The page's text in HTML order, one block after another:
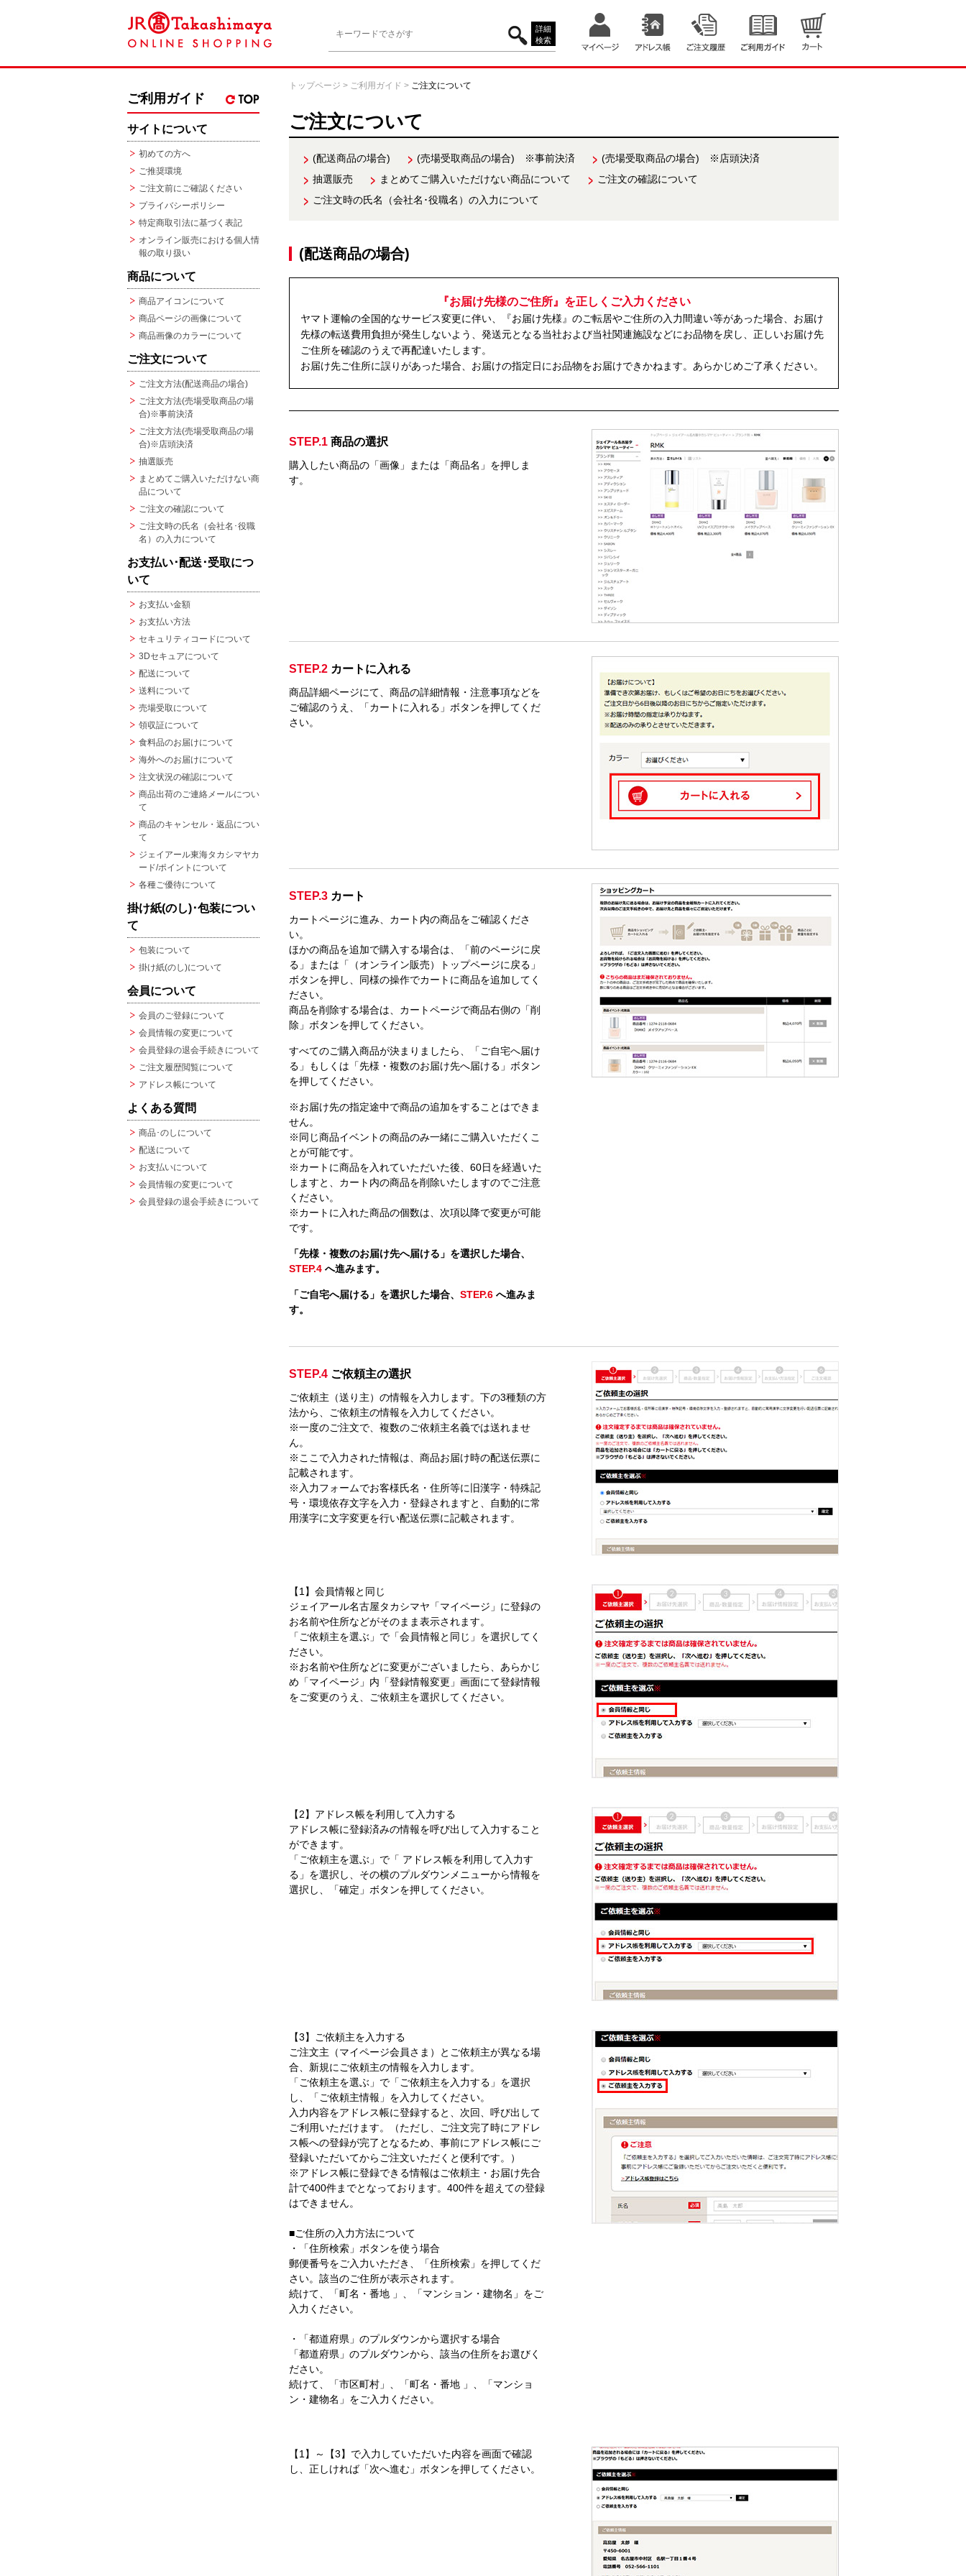
詳細
検索
ご利用ガイド
サイトについて
初めての方へ
ご推奨環境
ご注文前にご確認ください
プライバシーポリシー
特定商取引法に基づく表記
オンライン販売における個人情
報の取り扱い
商品について
商品アイコンについて
商品ページの画像について
商品画像のカラーについて
ご注文について
ご注文方法(配送商品の場合)
ご注文方法(売場受取商品の場
合)※事前決済
ご注文方法(売場受取商品の場
合)※店頭決済
抽選販売
まとめてご購入いただけない商
品について
ご注文の確認について
ご注文時の氏名（会社名･役職
名）の入力について
お支払い･配送･受取につ
いて
お支払い金額
お支払い方法
セキュリティコードについて
3Dセキュアについて
配送について
送料について
売場受取について
領収証について
食料品のお届けについて
海外へのお届けについて
注文状況の確認について
商品出荷のご連絡メールについ
て
商品のキャンセル・返品につい
て
ジェイアール東海タカシマヤカ
ード/ポイントについて
各種ご優待について
掛け紙(のし)･包装につい
て
包装について
掛け紙(のし)について
会員について
会員のご登録について
会員情報の変更について
会員登録の退会手続きについて
ご注文履歴閲覧について
アドレス帳について
よくある質問
商品･のしについて
配送について
お支払いについて
会員情報の変更について
会員登録の退会手続きについて
トップページ > ご利用ガイド > ご注文について
ご注文について
(配送商品の場合) (売場受取商品の場合) ※事前決済
(売場受取商品の場合) ※店頭決済
抽選販売
まとめてご購入いただけない商品について
ご注文の確認について
ご注文時の氏名（会社名･役職名）の入力について
(配送商品の場合)
『お届け先様のご住所』を正しくご入力ください
ヤマト運輸の全国的なサービス変更に伴い、『お届け先様』のご転居やご住所の入力間違い等があった場合、お届け
先様の転送費用負担が発生しないよう、発送元となる当社および当社関連施設などにお品物を戻し、正しいお届け先
ご住所を確認のうえで再配達いたします。
お届け先ご住所に誤りがあった場合、お届けの指定日にお品物をお届けできかねます。あらかじめご了承ください。
STEP.1 商品の選択
購入したい商品の「画像」または「商品名」を押しま
す。
STEP.2 カートに入れる
商品詳細ページにて、商品の詳細情報・注意事項などを
ご確認のうえ、「カートに入れる」ボタンを押してくだ
さい。
STEP.3 カート
カートページに進み、カート内の商品をご確認くださ
い。
ほかの商品を追加で購入する場合は、「前のページに戻
る」または「（オンライン販売）トップページに戻る」
ボタンを押し、同様の操作でカートに商品を追加してく
ださい。
商品を削除する場合は、カートページで商品右側の「削
除」ボタンを押してください。
すべてのご購入商品が決まりましたら、「ご自宅へ届け
る」もしくは「先様・複数のお届け先へ届ける」ボタン
を押してください。
※お届け先の指定途中で商品の追加をすることはできま
せん。
※同じ商品イベントの商品のみ一緒にご購入いただくこ
とが可能です。
※カートに商品を入れていただいた後、60日を経過いた
しますと、カート内の商品を削除いたしますのでご注意
ください。
※カートに入れた商品の個数は、次項以降で変更が可能
です。
「先様・複数のお届け先へ届ける」を選択した場合、
STEP.4 へ進みます。
「ご自宅へ届ける」を選択した場合、 STEP.6 へ進みま
す。
STEP.4 ご依頼主の選択
ご依頼主（送り主）の情報を入力します。下の3種類の方
法から、ご依頼主の情報を入力してください。
※一度のご注文で、複数のご依頼主名義では送れませ
ん。
※ここで入力された情報は、商品お届け時の配送伝票に
記載されます。
※入力フォームでお客様氏名・住所等に旧漢字・特殊記
号・環境依存文字を入力・登録されますと、自動的に常
用漢字に文字変更を行い配送伝票に記載されます。
【1】会員情報と同じ
ジェイアール名古屋タカシマヤ「マイページ」に登録の
お名前や住所などがそのまま表示されます。
「ご依頼主を選ぶ」で「会員情報と同じ」を選択してく
ださい。
※お名前や住所などに変更がございましたら、あらかじ
め「マイページ」内「登録情報変更」画面にて登録情報
をご変更のうえ、ご依頼主を選択してください。
【2】アドレス帳を利用して入力する
アドレス帳に登録済みの情報を呼び出して入力すること
ができます。
「ご依頼主を選ぶ」で「 アドレス帳を利用して入力す
る」を選択し、その横のプルダウンメニューから情報を
選択し、「確定」ボタンを押してください。
【3】ご依頼主を入力する
ご注文主（マイページ会員さま）とご依頼主が異なる場
合、新規にご依頼主の情報を入力します。
「ご依頼主を選ぶ」で「ご依頼主を入力する」を選択
し、「ご依頼主情報」を入力してください。
入力内容をアドレス帳に登録すると、次回、呼び出して
ご利用いただけます。（ただし、ご注文完了時にアドレ
ス帳への登録が完了となるため、事前にアドレス帳にご
登録いただいてからご注文いただくと便利です。）
※アドレス帳に登録できる情報はご依頼主・お届け先合
計で400件までとなっております。400件を超えての登録
はできません。
■ご住所の入力方法について
・「住所検索」ボタンを使う場合
郵便番号をご入力いただき、「住所検索」を押してくだ
さい。該当のご住所が表示されます。
続けて、「町名・番地 」、「マンション・建物名」をご
入力ください。
・「都道府県」のプルダウンから選択する場合
「都道府県」のプルダウンから、該当の住所をお選びく
ださい。
続けて、「市区町村」、「町名・番地 」、「マンショ
ン・建物名」をご入力ください。
【1】～【3】で入力していただいた内容を画面で確認
し、正しければ「次へ進む」ボタンを押してください。